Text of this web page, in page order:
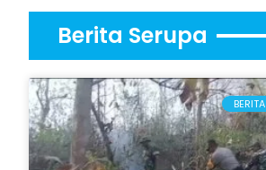
Berita Serupa
BERITA